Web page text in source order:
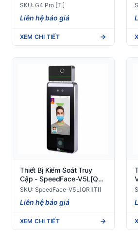
SKU: G4 Pro [TI]
Liên hệ báo giá
XEM CHI TIẾT
Thiết Bị Kiểm Soát Truy
Cập - SpeedFace-V5L[QR]
[TI]
SKU: SpeedFace-V5L[QR][TI]
Liên hệ báo giá
XEM CHI TIẾT